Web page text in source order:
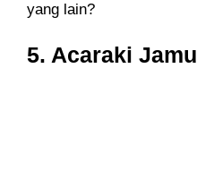
yang lain?
5. Acaraki